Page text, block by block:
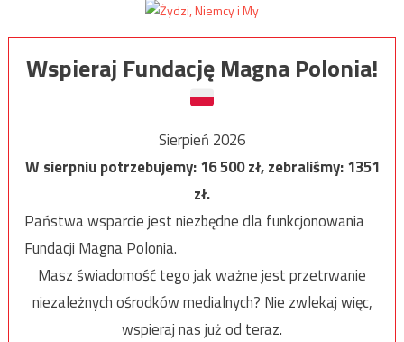
Wspieraj Fundację Magna Polonia!
Sierpień 2026
W sierpniu potrzebujemy:16 500zł, zebraliśmy:1351
zł.
Państwa wsparcie jest niezbędne dla funkcjonowania
Fundacji Magna Polonia.
Masz świadomość tego jak ważne jest przetrwanie
niezależnych ośrodków medialnych? Nie zwlekaj więc,
wspieraj nas już od teraz.